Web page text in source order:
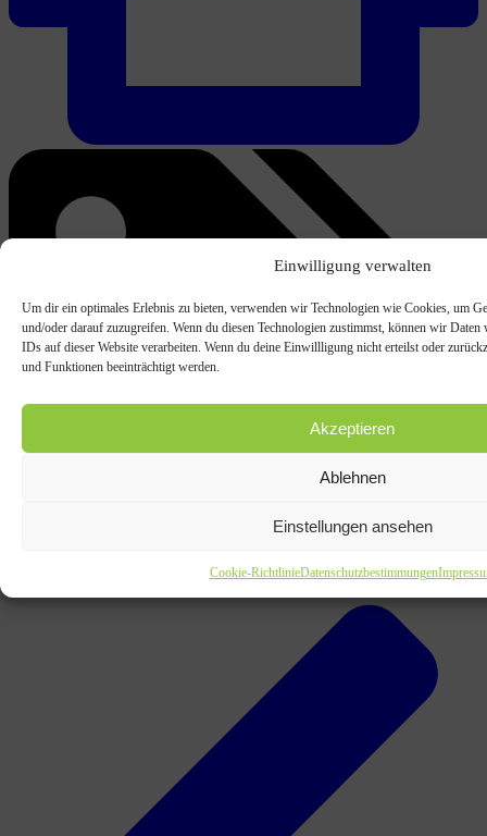
Einwilligung verwalten
Um dir ein optimales Erlebnis zu bieten, verwenden wir Technologien wie Cookies, um
und/oder darauf zuzugreifen. Wenn du diesen Technologien zustimmst, können wir
IDs auf dieser Website verarbeiten. Wenn du deine Einwillligung nicht erteilst oder
und Funktionen beeinträchtigt werden.
Akzeptieren
Ablehnen
Einstellungen ansehen
Cookie-RichtlinieDatenschutzbestimmungen